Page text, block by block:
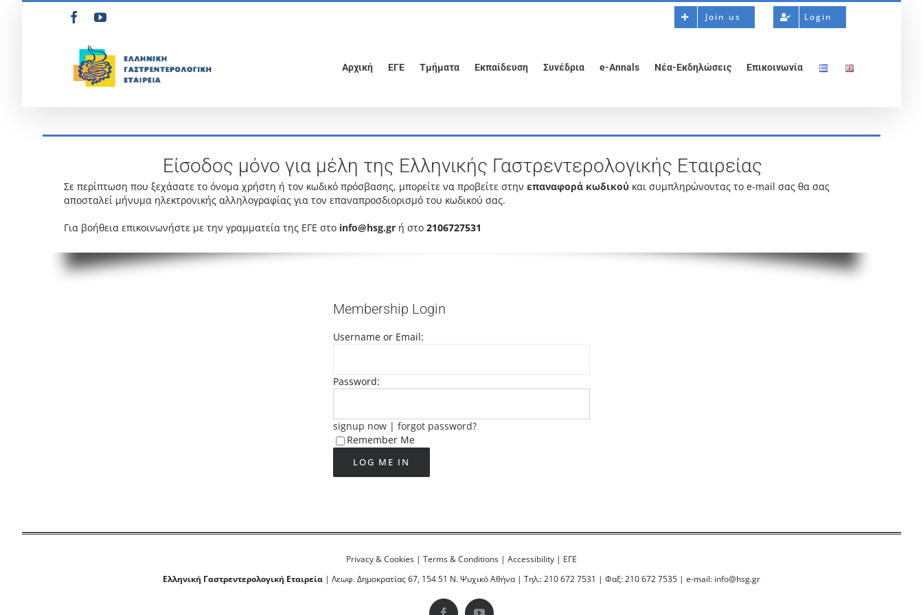
Μετάβαση
FacebookYouTube Join us Login
Αρχική ΕΓΕ Τμήματα Εκπαίδευση Συνέδρια e-Annals Νέα-Εκδηλώσεις Επικοινωνία
Είσοδος μόνο για μέλη της Ελληνικής Γαστρεντερολογικής Εταιρείας
Σε περίπτωση που ξεχάσατε το όνομα χρήστη ή τον κωδικό πρόσβασης, μπορείτε να προβείτε στην επαναφορά κωδικού και συμπληρώνοντας το e-mail σας θα σας
αποσταλεί μήνυμα ηλεκτρονικής αλληλογραφίας για τον επαναπροσδιορισμό του κωδικού σας.
Για βοήθεια επικοινωνήστε με την γραμματεία της ΕΓΕ στο info@hsg.gr ή στο 2106727531
Membership Login
Username or Email:
Password:
signup now| forgot password?
Remember Me
Privacy & Cookies | Terms & Conditions | Accessibility | ΕΓΕ
Ελληνική Γαστρεντερολογική Εταιρεία | Λεωφ. Δημοκρατίας 67, 154 51 Ν. Ψυχικό Αθήνα | Τηλ.: 210 672 7531 | Φαξ: 210 672 7535 | e-mail: info@hsg.gr